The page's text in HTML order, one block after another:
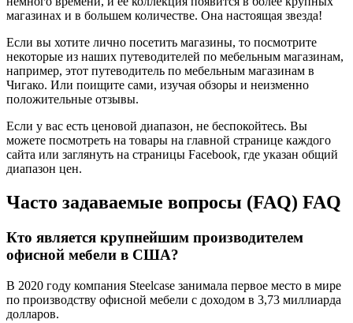
магазинах и в большем количестве. Она настоящая звезда!
Если вы хотите лично посетить магазины, то посмотрите
некоторые из наших путеводителей по мебельным магазинам,
например, этот путеводитель по мебельным магазинам в
Чигако. Или поищите сами, изучая обзоры и неизменно
положительные отзывы.
Если у вас есть ценовой диапазон, не беспокойтесь. Вы
можете посмотреть на товары на главной странице каждого
сайта или заглянуть на страницы Facebook, где указан общий
диапазон цен.
Часто задаваемые вопросы (FAQ) FAQ
Кто является крупнейшим производителем
офисной мебели в США?
В 2020 году компания Steelcase занимала первое место в мире
по производству офисной мебели с доходом в 3,73 миллиарда
долларов.